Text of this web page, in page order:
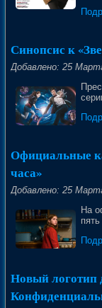
Синопсис к
Добавлено: 25
Официальные
часа»
Добавлено: 25
На
Новый логотип